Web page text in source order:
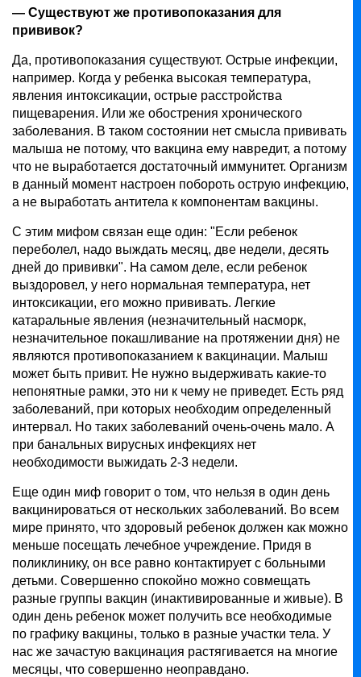
— Существуют же противопоказания для
прививок?
Да, противопоказания существуют. Острые инфекции,
например. Когда у ребенка высокая температура,
явления интоксикации, острые расстройства
пищеварения. Или же обострения хронического
заболевания. В таком состоянии нет смысла прививать
малыша не потому, что вакцина ему навредит, а потому
что не выработается достаточный иммунитет. Организм
в данный момент настроен побороть острую инфекцию,
а не выработать антитела к компонентам вакцины.
С этим мифом связан еще один: "Если ребенок
переболел, надо выждать месяц, две недели, десять
дней до прививки". На самом деле, если ребенок
выздоровел, у него нормальная температура, нет
интоксикации, его можно прививать. Легкие
катаральные явления (незначительный насморк,
незначительное покашливание на протяжении дня) не
являются противопоказанием к вакцинации. Малыш
может быть привит. Не нужно выдерживать какие-то
непонятные рамки, это ни к чему не приведет. Есть ряд
заболеваний, при которых необходим определенный
интервал. Но таких заболеваний очень-очень мало. А
при банальных вирусных инфекциях нет
необходимости выжидать 2-3 недели.
Еще один миф говорит о том, что нельзя в один день
вакцинироваться от нескольких заболеваний. Во всем
мире принято, что здоровый ребенок должен как можно
меньше посещать лечебное учреждение. Придя в
поликлинику, он все равно контактирует с больными
детьми. Совершенно спокойно можно совмещать
разные группы вакцин (инактивированные и живые). В
один день ребенок может получить все необходимые
по графику вакцины, только в разные участки тела. У
нас же зачастую вакцинация растягивается на многие
месяцы, что совершенно неоправдано.